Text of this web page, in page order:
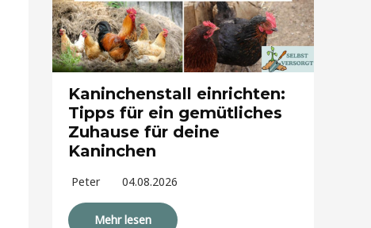
Kaninchenstall einrichten:
Tipps für ein gemütliches
Zuhause für deine
Kaninchen
Peter 04.08.2026
Mehr lesen